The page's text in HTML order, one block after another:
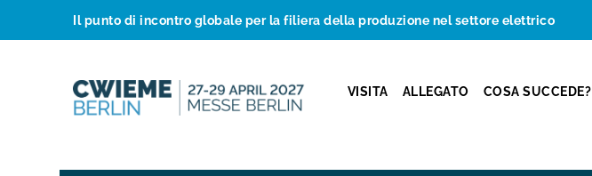
Il punto di incontro globale per la filiera della produzione nel settore elettrico
VISITA ALLEGATO COSA SUCCEDE?